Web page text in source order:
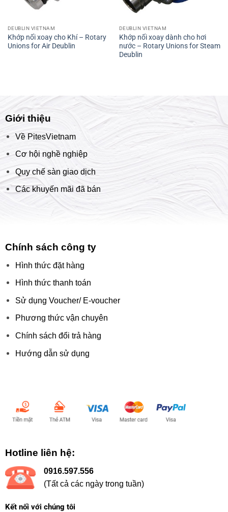
DEUBLIN VIETNAM
Khớp nối xoay cho Khí – Rotary
Unions for Air Deublin
DEUBLIN VIETNAM
Khớp nối xoay dành cho hơi
nước – Rotary Unions for Steam
Deublin
Giới thiệu
Về PitesVietnam
Cơ hội nghề nghiệp
Quy chế sàn giao dịch
Các khuyến mãi đã bán
Chính sách công ty
Hình thức đặt hàng
Hình thức thanh toán
Sử dụng Voucher/ E-voucher
Phương thức vận chuyên
Chính sách đổi trả hàng
Hướng dẫn sử dụng
Hotline liên hệ:
0916.597.556
(Tất cả các ngày trong tuần)
Kết nối với chúng tôi